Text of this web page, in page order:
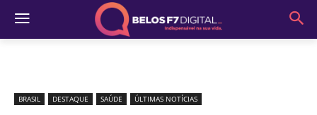
BRASIL DESTAQUE SAÚDE ÚLTIMAS NOTÍCIAS